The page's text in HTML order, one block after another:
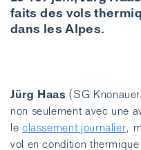
faits des vols
dans les Alpes.
Jürg Haas (SG
non seulement avec une
le classement journalier,
vol en condition